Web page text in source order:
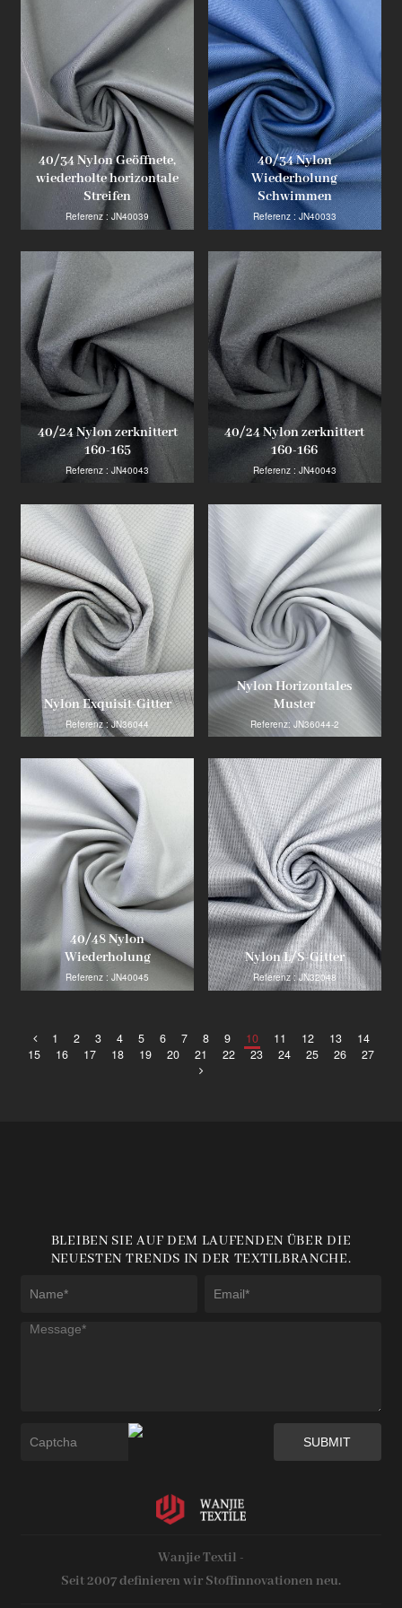
40/34 Nylon Geöffnete,
wiederholte horizontale
Streifen
Referenz : JN40039
40/34 Nylon
Wiederholung
Schwimmen
Referenz : JN40033
40/24 Nylon zerknittert
160-165
Referenz : JN40043
40/24 Nylon zerknittert
160-166
Referenz : JN40043
Nylon Exquisit-Gitter
Referenz : JN36044
Nylon Horizontales
Muster
Referenz: JN36044-2
40/48 Nylon
Wiederholung
Referenz : JN40045
Nylon L/S-Gitter
Referenz : JN32048
1 2 3 4 5 6 7 8 9 10 11 12 13
14
15
16 17 18 19 20 21 22 23 24 25 26 27
BLEIBEN SIE AUF DEM LAUFENDEN ÜBER DIE
NEUESTEN TRENDS IN DER TEXTILBRANCHE.
Wanjie Textil -
Seit 2007 definieren wir Stoffinnovationen neu.